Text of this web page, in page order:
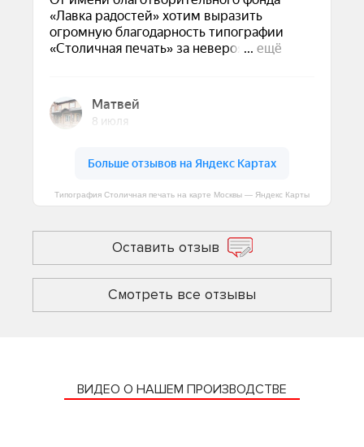
Типография Столичная печать на карте Москвы — Яндекс Карты
Оставить отзыв
Смотреть все отзывы
ВИДЕО О НАШЕМ ПРОИЗВОДСТВЕ